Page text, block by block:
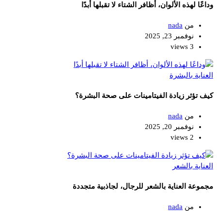
وداعًا لهذه الألوان، أظافر الشتاء لا تقبلها أبدًا
من nada
نوفمبر 23, 2025
3 views
العناية بالبشرة
كيف تؤثر زيادة الفيتامينات على صحة البشرة؟
من nada
نوفمبر 20, 2025
2 views
العناية بالشعر
مجموعة العناية بالشعر للرجال، لجاذبية متجددة
من nada